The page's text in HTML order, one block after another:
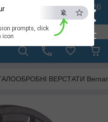
×
ESC
prompts, click
icon
- 🚛 26.08. 2026
ВЕРСТАТИ